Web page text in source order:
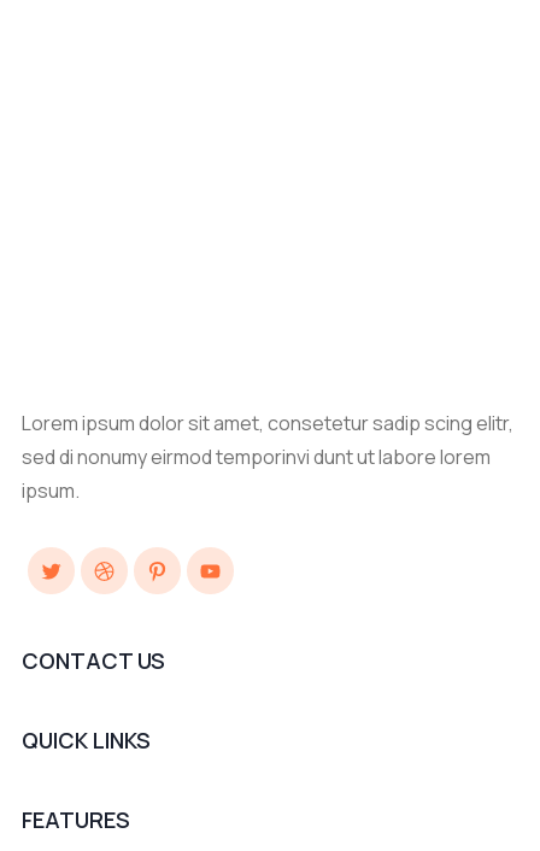
Lorem ipsum dolor sit amet, consetetur sadip scing elitr,
sed di nonumy eirmod temporinvi dunt ut labore lorem
ipsum.
TwitterDribbblePinterestYouTube
CONTACT US
QUICK LINKS
FEATURES